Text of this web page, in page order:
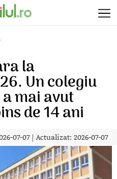
la
Un colegiu
mai avut
de 14 ani
07-07| Actualizat: 2026-07-07